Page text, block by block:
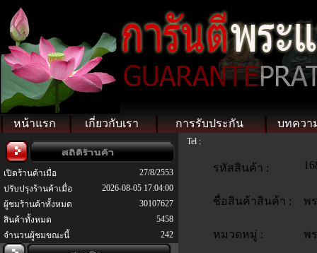
หน้าแรก เกี่ยวกับเรา การรับประกัน บทควา
เปิดร้านค้าเมื่อ
27/8/2553
ปรับปรุงร้านค้าเมื่อ
2026-08-05 17:04:00
ผู้ชมร้านค้าทั้งหมด
30107627
สินค้าทั้งหมด
5458
จำนวนผู้ชมขณะนี้
242
Tel :
รหัสสินค้า :
ชื่อสินค้าสินค้า : พ
หมวดหมู่ : พ